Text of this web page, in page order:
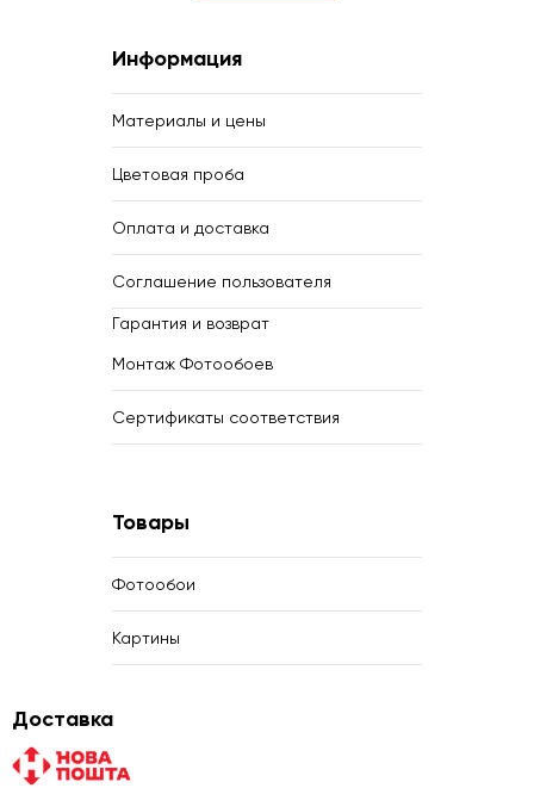
Информация
Материалы и цены
Цветовая проба
Оплата и доставка
Соглашение пользователя
Гарантия и возврат
Монтаж Фотообоев
Сертификаты соответствия
Товары
Фотообои
Картины
Доставка